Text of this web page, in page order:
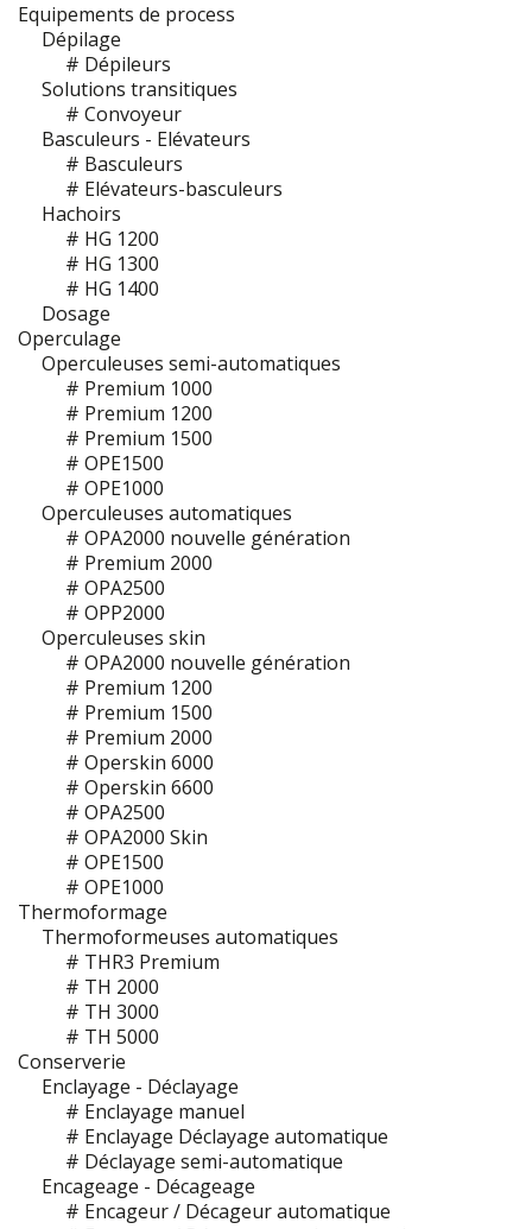
Equipements de process
Dépilage
# Dépileurs
Solutions transitiques
# Convoyeur
Basculeurs - Elévateurs
# Basculeurs
# Elévateurs-basculeurs
Hachoirs
# HG 1200
# HG 1300
# HG 1400
Dosage
Operculage
Operculeuses semi-automatiques
# Premium 1000
# Premium 1200
# Premium 1500
# OPE1500
# OPE1000
Operculeuses automatiques
# OPA2000 nouvelle génération
# Premium 2000
# OPA2500
# OPP2000
Operculeuses skin
# OPA2000 nouvelle génération
# Premium 1200
# Premium 1500
# Premium 2000
# Operskin 6000
# Operskin 6600
# OPA2500
# OPA2000 Skin
# OPE1500
# OPE1000
Thermoformage
Thermoformeuses automatiques
# THR3 Premium
# TH 2000
# TH 3000
# TH 5000
Conserverie
Enclayage - Déclayage
# Enclayage manuel
# Enclayage Déclayage automatique
# Déclayage semi-automatique
Encageage - Décageage
# Encageur / Décageur automatique